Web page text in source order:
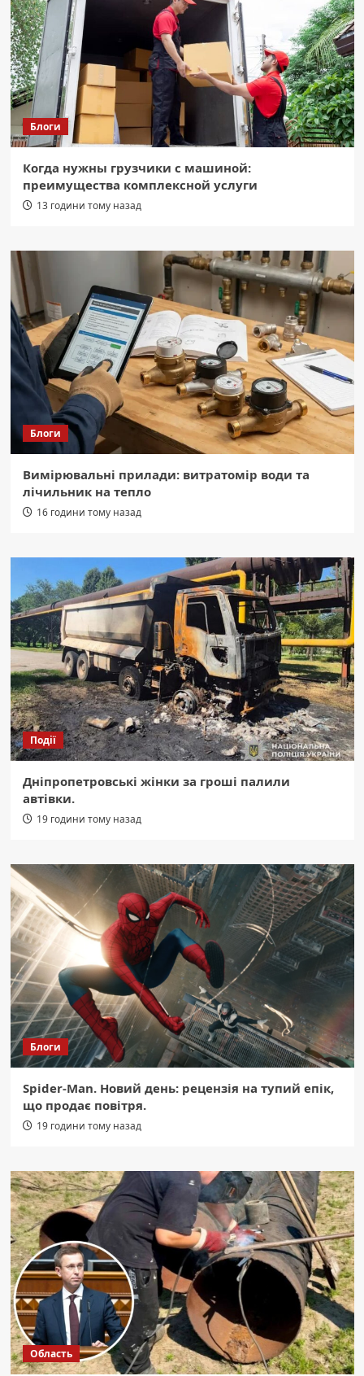
Блоги
Когда нужны грузчики с машиной:
преимущества комплексной услуги
13 години тому назад
Блоги
Вимірювальні прилади: витратомір води та
лічильник на тепло
16 години тому назад
Події
Дніпропетровські жінки за гроші палили
автівки.
19 години тому назад
Блоги
Spider-Man. Новий день: рецензія на тупий епік,
що продає повітря.
19 години тому назад
Область